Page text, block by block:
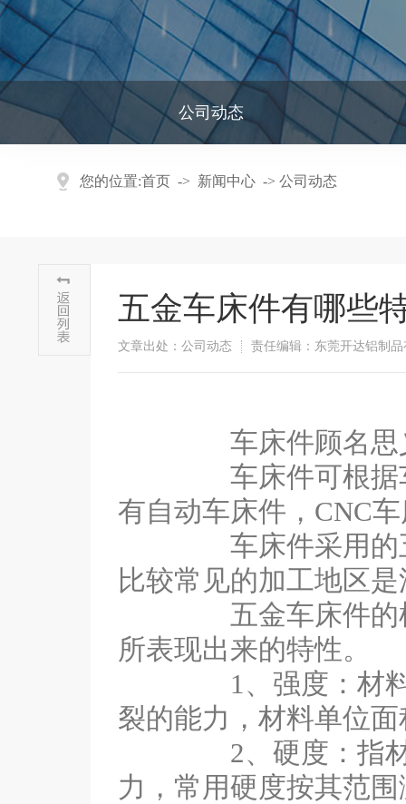
公司动态
您的位置:首页 -> 新闻中心 -> 公司动态
五金车床件有哪些
文章出处：公司动态 责任编辑：东莞开达铝制
车床件顾名思义
车床件可根据车床
有自动车床件，CNC
车床件采用的五金
比较常见的加工地区
五金车床件的机械
所表现出来的特性。
1、强度：材料在
裂的能力，材料单位
2、硬度：指材料
力，常用硬度按其范